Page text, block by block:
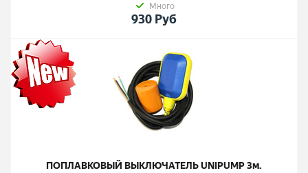
Много
930 Руб
ПОПЛАВКОВЫЙ ВЫКЛЮЧАТЕЛЬ UNIPUMP 3м.